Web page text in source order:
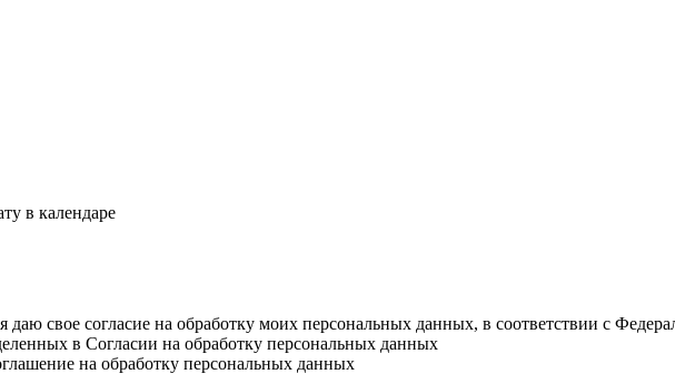
даю свое согласие на обработку моих персональных данных, в соответствии с
в Согласии на обработку персональных данных
на обработку персональных данных